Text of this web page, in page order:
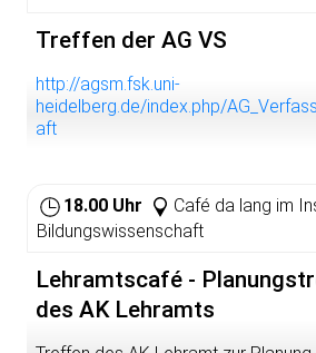
Der Stuttgarter Autor, Filmemacher
Hermann G. Abmayr hat dabei Regie
September zeigt er den Film in
ihm herausgegebene Buch
und liest das Kapitel über Albert
Veranstalter:
Vereinigung der Verfolgten
Volkshochschule Heidelberg
Treffen der AG VS
http://agsm.fsk.uni-
heidelberg.de/index.php/
aft
18.00 Uhr
Café da lang im
Bildungswissenschaft
Lehramtscafé -
des AK Lehramts